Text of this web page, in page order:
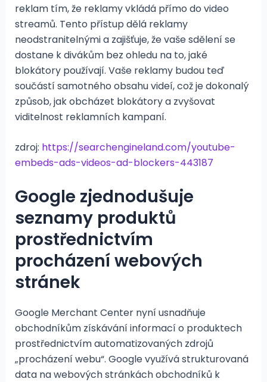
reklam tím, že reklamy vkládá přímo do video
streamů. Tento přístup dělá reklamy
neodstranitelnými a zajišťuje, že vaše sdělení se
dostane k divákům bez ohledu na to, jaké
blokátory používají. Vaše reklamy budou teď
součástí samotného obsahu videí, což je dokonalý
způsob, jak obcházet blokátory a zvyšovat
viditelnost reklamních kampaní​.
zdroj: https://searchengineland.com/youtube-
embeds-ads-videos-ad-blockers-443187
Google zjednodušuje
seznamy produktů
prostřednictvím
procházení webových
stránek
Google Merchant Center nyní usnadňuje
obchodníkům získávání informací o produktech
prostřednictvím automatizovaných zdrojů
„procházení webu“. Google využívá strukturovaná
data na webových stránkách obchodníků k